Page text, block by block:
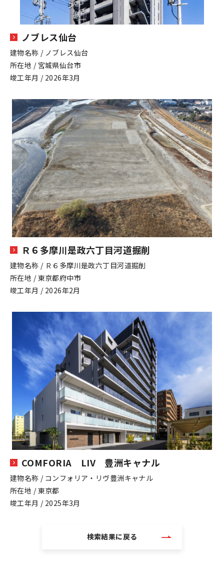
ノブレス仙台
建物名称 / ノブレス仙台
所在地 / 宮城県仙台市
竣工年月 / 2026年3月
Ｒ６多摩川是政六丁目河道掘削
建物名称 / Ｒ６多摩川是政六丁目河道掘削
所在地 / 東京都府中市
竣工年月 / 2026年2月
COMFORIA LIV 豊洲キャナル
建物名称 / コンフォリア・リヴ豊洲キャナル
所在地 / 東京都
竣工年月 / 2025年3月
検索結果に戻る